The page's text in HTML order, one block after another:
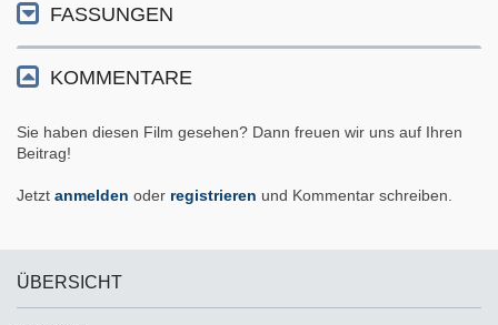
FASSUNGEN
KOMMENTARE
Sie haben diesen Film gesehen? Dann freuen wir uns auf Ihren
Beitrag!
Jetzt anmelden oder registrieren und Kommentar schreiben.
ÜBERSICHT